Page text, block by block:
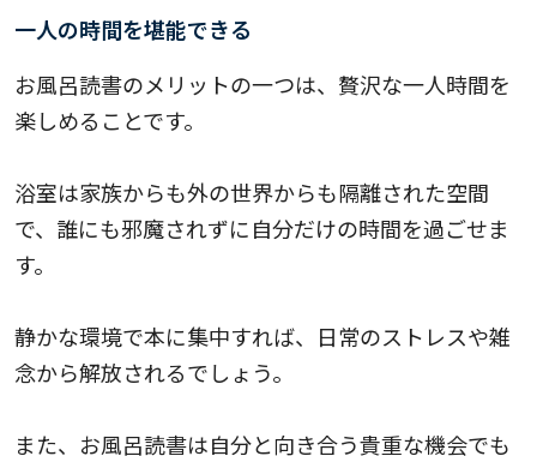
一人の時間を堪能できる
お風呂読書のメリットの一つは、贅沢な一人時間を
楽しめることです。
浴室は家族からも外の世界からも隔離された空間
で、誰にも邪魔されずに自分だけの時間を過ごせま
す。
静かな環境で本に集中すれば、日常のストレスや雑
念から解放されるでしょう。
また、お風呂読書は自分と向き合う貴重な機会でも